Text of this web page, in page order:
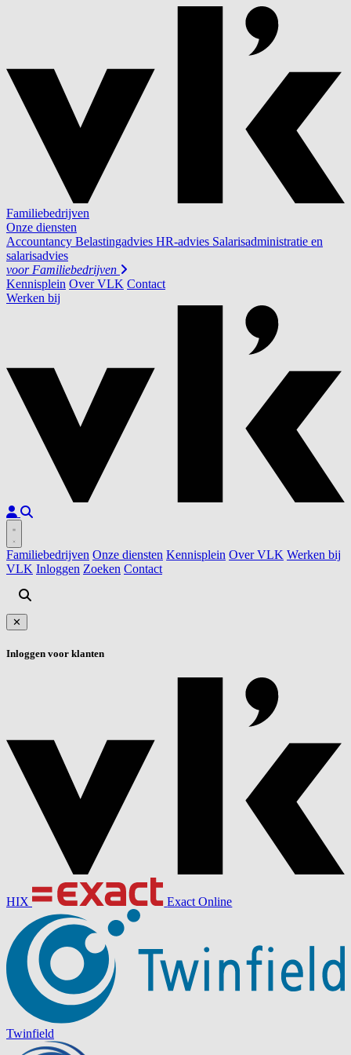
Familiebedrijven
Onze diensten
Accountancy Belastingadvies HR-advies Salarisadministratie en
salarisadvies
voor Familiebedrijven
Kennisplein Over VLK Contact
Werken bij
Familiebedrijven Onze diensten Kennisplein Over VLK Werken bij
VLK Inloggen Zoeken Contact
✕
Inloggen voor klanten
HIX Exact Online
Twinfield